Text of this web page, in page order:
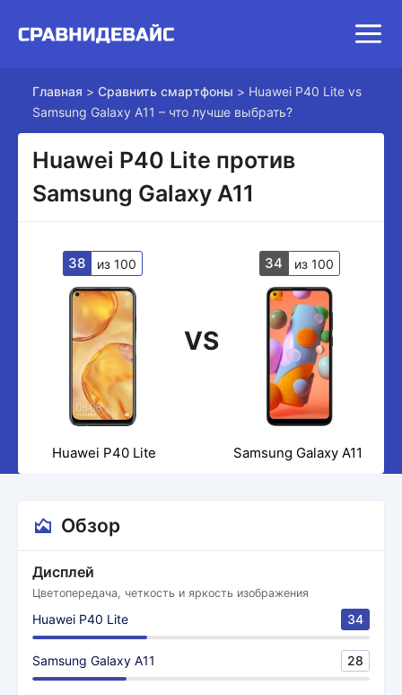
Главная > Сравнить смартфоны > Huawei P40 Lite vs
Samsung Galaxy A11 – что лучше выбрать?
Huawei P40 Lite против
Samsung Galaxy A11
38 из 100
VS
34 из 100
Huawei P40 Lite Samsung Galaxy A11
Обзор
Дисплей
Цветопередача, четкость и яркость изображения
Huawei P40 Lite 34
Samsung Galaxy A11 28